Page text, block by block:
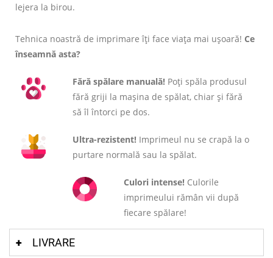
lejera la birou.
Tehnica noastră de imprimare îți face viața mai ușoară! Ce
înseamnă asta?
Fără spălare manuală! Poți spăla produsul
fără griji la mașina de spălat, chiar și fără
să îl întorci pe dos.
Ultra-rezistent! Imprimeul nu se crapă la o
purtare normală sau la spălat.
Culori intense! Culorile
imprimeului rămân vii după
fiecare spălare!
LIVRARE